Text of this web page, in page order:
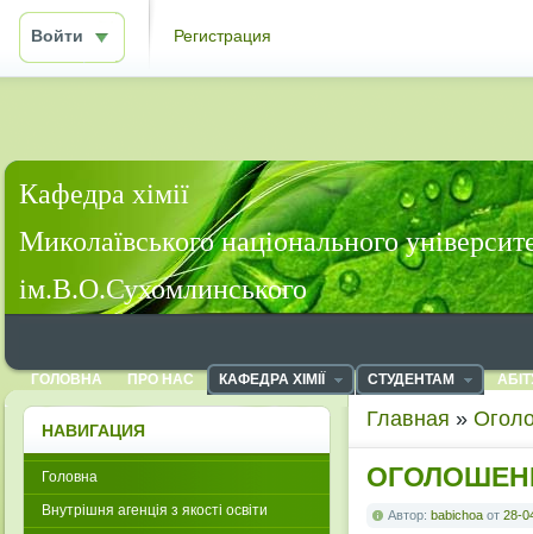
Войти Регистрация
Кафедра хімії
Миколаївського національного
ім.В.О.Сухомлинського
ГОЛОВНА ПРО НАС КАФЕДРА ХІМІЇ СТУДЕНТАМ
Главная »
Автор: babichoa от 28-
НАВИГАЦИЯ
Головна
Внутрішня агенція з якості освіти